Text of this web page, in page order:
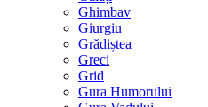
Ghimbav
Giurgiu
Grădiștea
Greci
Grid
Gura Humorului